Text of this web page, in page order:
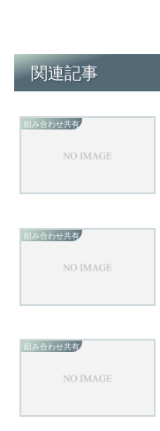
関連記事
組み合わせ共有
組み合わせ共有
組み合わせ共有